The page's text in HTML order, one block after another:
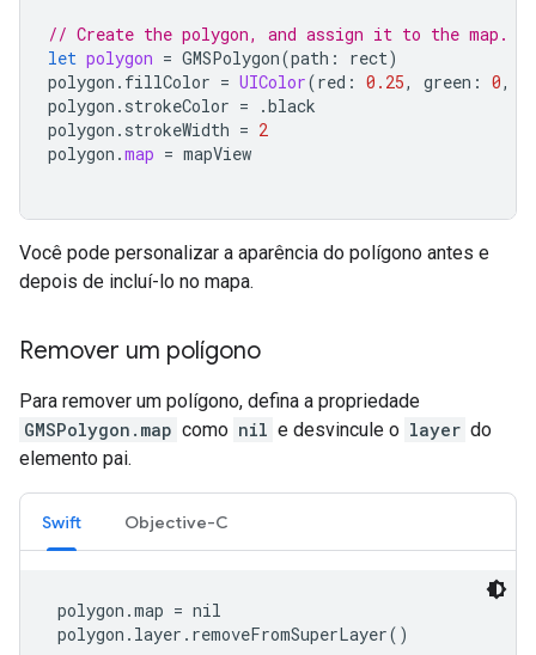
// Create the polygon, and assign it to the map.
let polygon = GMSPolygon(path : rect)
polygon . fillColor = UIColor(red : 0.25, green : 0,
polygon . strokeColor = .black
polygon . strokeWidth = 2
polygon .map = mapView
Você pode personalizar a aparência do polígono antes e
depois de incluí-lo no mapa.
Remover um polígono
Para remover um polígono, defina a propriedade
GMSPolygon.map como nil e desvincule o layer do
elemento pai.
Swift Objective-C
polygon.map = nil
polygon.layer.removeFromSuperLayer()